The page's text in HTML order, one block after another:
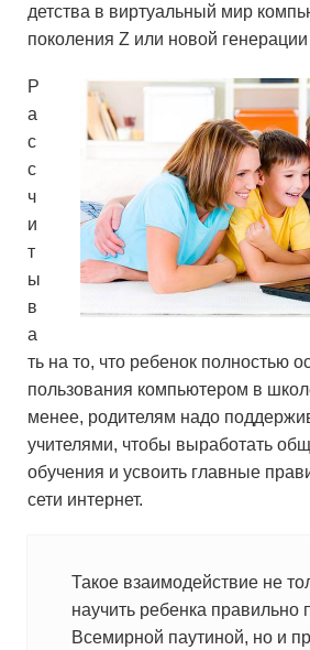
детства в виртуальный мир
поколения Z или новой
Р
а
с
с
ч
и
т
ы
в
а
ть на то, что ребенок полностью
пользования компьютером в
менее, родителям надо
учителями, чтобы выработать
обучения и усвоить главные
сети интернет.
Такое взаимодействие не
научить ребенка правильно
Всемирной паутиной, но и